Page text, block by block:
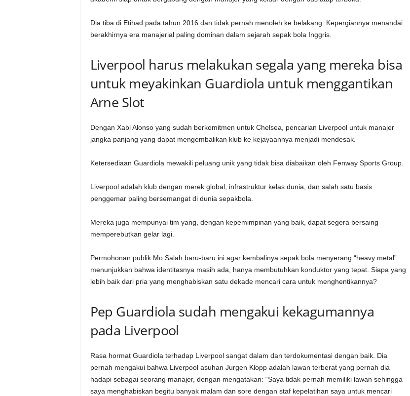
Dia tiba di Etihad pada tahun 2016 dan tidak pernah menoleh ke belakang. Kepergiannya menandai
berakhirnya era manajerial paling dominan dalam sejarah sepak bola Inggris.
Liverpool harus melakukan segala yang mereka bisa
untuk meyakinkan Guardiola untuk menggantikan
Arne Slot
Dengan Xabi Alonso yang sudah berkomitmen untuk Chelsea, pencarian Liverpool untuk manajer
jangka panjang yang dapat mengembalikan klub ke kejayaannya menjadi mendesak.
Ketersediaan Guardiola mewakili peluang unik yang tidak bisa diabaikan oleh Fenway Sports Group.
Liverpool adalah klub dengan merek global, infrastruktur kelas dunia, dan salah satu basis
penggemar paling bersemangat di dunia sepakbola.
Mereka juga mempunyai tim yang, dengan kepemimpinan yang baik, dapat segera bersaing
memperebutkan gelar lagi.
Permohonan publik Mo Salah baru-baru ini agar kembalinya sepak bola menyerang “heavy metal”
menunjukkan bahwa identitasnya masih ada, hanya membutuhkan konduktor yang tepat. Siapa yang
lebih baik dari pria yang menghabiskan satu dekade mencari cara untuk menghentikannya?
Pep Guardiola sudah mengakui kekagumannya
pada Liverpool
Rasa hormat Guardiola terhadap Liverpool sangat dalam dan terdokumentasi dengan baik. Dia
pernah mengakui bahwa Liverpool asuhan Jurgen Klopp adalah lawan terberat yang pernah dia
hadapi sebagai seorang manajer, dengan mengatakan: “Saya tidak pernah memiliki lawan sehingga
saya menghabiskan begitu banyak malam dan sore dengan staf kepelatihan saya untuk mencari